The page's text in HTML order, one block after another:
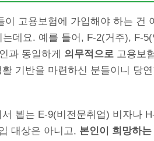
고용보험에 가입해야 하는 건
데요. 예를 들어, F-2(거주), F-
과 동일하게 의무적으로 고용보
기반을 마련하신 분들이니 당
뵙는 E-9(비전문취업) 비자나
대상은 아니고, 본인이 희망하